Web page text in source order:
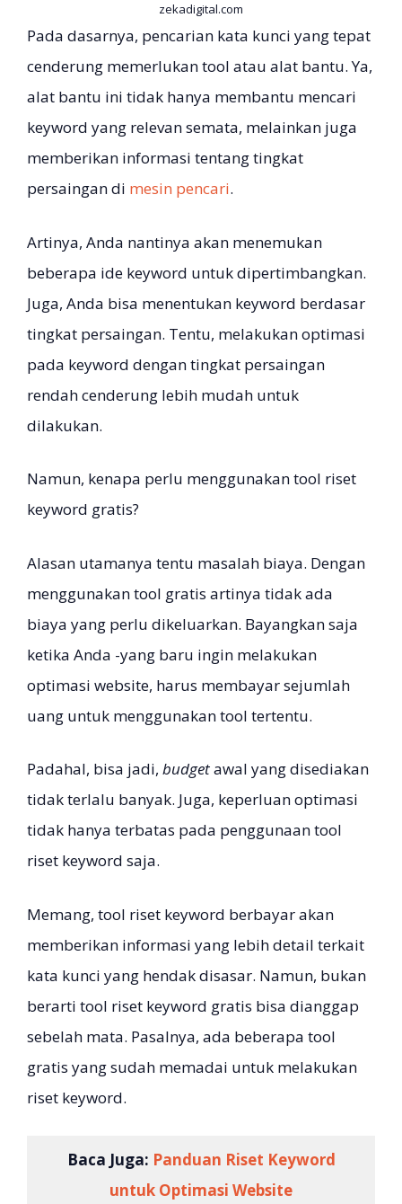
zekadigital.com
Pada dasarnya, pencarian kata kunci yang tepat
cenderung memerlukan tool atau alat bantu. Ya,
alat bantu ini tidak hanya membantu mencari
keyword yang relevan semata, melainkan juga
memberikan informasi tentang tingkat
persaingan di mesin pencari.
Artinya, Anda nantinya akan menemukan
beberapa ide keyword untuk dipertimbangkan.
Juga, Anda bisa menentukan keyword berdasar
tingkat persaingan. Tentu, melakukan optimasi
pada keyword dengan tingkat persaingan
rendah cenderung lebih mudah untuk
dilakukan.
Namun, kenapa perlu menggunakan tool riset
keyword gratis?
Alasan utamanya tentu masalah biaya. Dengan
menggunakan tool gratis artinya tidak ada
biaya yang perlu dikeluarkan. Bayangkan saja
ketika Anda -yang baru ingin melakukan
optimasi website, harus membayar sejumlah
uang untuk menggunakan tool tertentu.
Padahal, bisa jadi, budgetawal yang disediakan
tidak terlalu banyak. Juga, keperluan optimasi
tidak hanya terbatas pada penggunaan tool
riset keyword saja.
Memang, tool riset keyword berbayar akan
memberikan informasi yang lebih detail terkait
kata kunci yang hendak disasar. Namun, bukan
berarti tool riset keyword gratis bisa dianggap
sebelah mata. Pasalnya, ada beberapa tool
gratis yang sudah memadai untuk melakukan
riset keyword.
Baca Juga: Panduan Riset Keyword
untuk Optimasi Website